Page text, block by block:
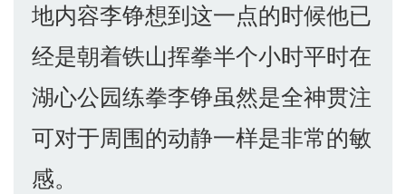
地内容李铮想到这一点的时候他已
经是朝着铁山挥拳半个小时平时在
湖心公园练拳李铮虽然是全神贯注
可对于周围的动静一样是非常的敏
感。